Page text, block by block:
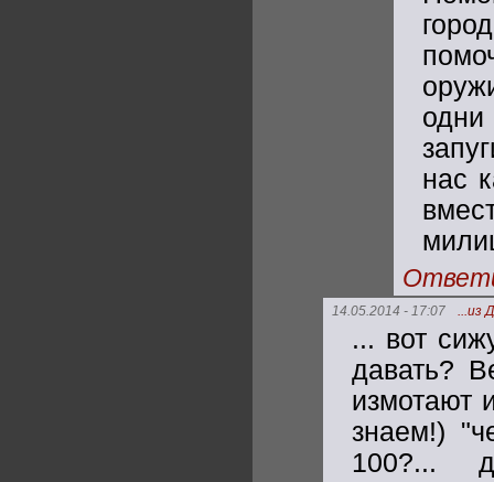
нас
14.05.2014 - 17:07 ...из
... вот
давать?
измотают
знаем!)
100?...